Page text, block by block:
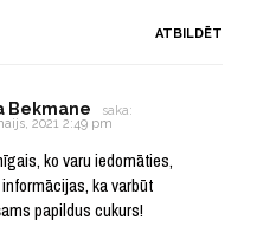
ATBILDĒT
Bekmane
saka:
2021 2:49 pm
ko varu iedomāties,
ka varbūt
papildus cukurs!